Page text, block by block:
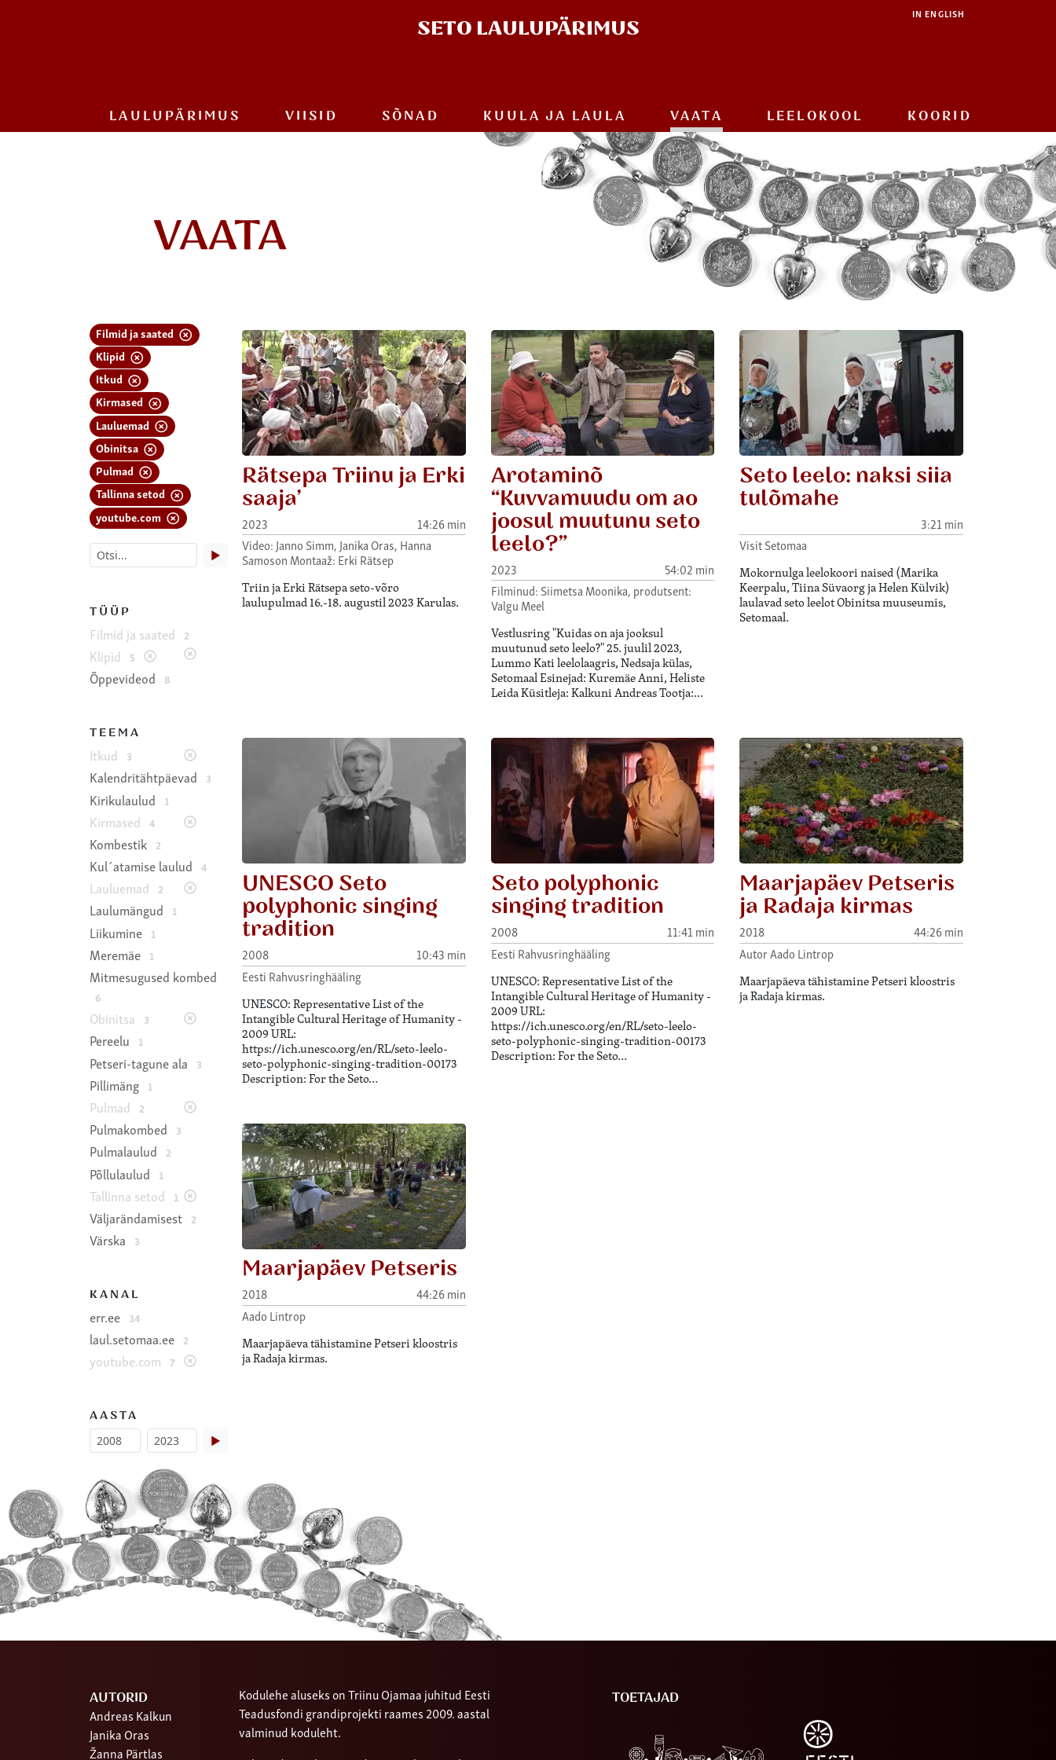
SETO LAULUPÄRIMUS
IN ENGLISH
LAULU­PÄRIMUS VIISID SÕNAD KUULA JA LAULA VAATA LEELOKOOL KOORID
VAATA
Filmid ja saated
Klipid
Itkud
Kirmased
Lauluemad
Obinitsa
Pulmad
Tallinna setod
youtube.com
▶
TÜÜP
Filmid ja saated 2
Klipid 5
Õppevideod 8
TEEMA
Itkud 3
Kalendritähtpäevad 3
Kirikulaulud 1
Kirmased 4
Kombestik 2
Kul´atamise laulud 4
Lauluemad 2
Laulumängud 1
Liikumine 1
Meremäe 1
Mitmesugused kombed
6
Obinitsa 3
Pereelu 1
Petseri-tagune ala 3
Pillimäng 1
Pulmad 2
Pulmakombed 3
Pulmalaulud 2
Põllulaulud 1
Tallinna setod 1
Väljarändamisest 2
Värska 3
KANAL
err.ee 34
laul.setomaa.ee 2
youtube.com 7
AASTA
▶
Rätsepa Triinu ja Erki
saaja’
2023
14:26 min
Video: Janno Simm, Janika Oras, Hanna
Samoson Montaaž: Erki Rätsep
Triin ja Erki Rätsepa seto-võro
laulupulmad 16.-18. augustil 2023 Karulas.
Arotaminõ
“Kuvvamuudu om ao
joosul muutunu seto
leelo?”
2023
54:02 min
Filminud: Siimetsa Moonika, produtsent:
Valgu Meel
Vestlusring "Kuidas on aja jooksul
muutunud seto leelo?" 25. juulil 2023,
Lummo Kati leelolaagris, Nedsaja külas,
Setomaal Esinejad: Kuremäe Anni, Heliste
Leida Küsitleja: Kalkuni Andreas Tootja:…
Seto leelo: naksi siia
tulõmahe
3:21 min
Visit Setomaa
Mokornulga leelokoori naised (Marika
Keerpalu, Tiina Süvaorg ja Helen Külvik)
laulavad seto leelot Obinitsa muuseumis,
Setomaal.
UNESCO Seto
polyphonic singing
tradition
2008
10:43 min
Eesti Rahvusringhääling
UNESCO: Representative List of the
Intangible Cultural Heritage of Humanity -
2009 URL:
https://ich.unesco.org/en/RL/seto-leelo-
seto-polyphonic-singing-tradition-00173
Description: For the Seto…
Seto polyphonic
singing tradition
2008
11:41 min
Eesti Rahvusringhääling
UNESCO: Representative List of the
Intangible Cultural Heritage of Humanity -
2009 URL:
https://ich.unesco.org/en/RL/seto-leelo-
seto-polyphonic-singing-tradition-00173
Description: For the Seto…
Maarjapäev Petseris
ja Radaja kirmas
2018
44:26 min
Autor Aado Lintrop
Maarjapäeva tähistamine Petseri kloostris
ja Radaja kirmas.
Maarjapäev Petseris
2018
44:26 min
Aado Lintrop
Maarjapäeva tähistamine Petseri kloostris
ja Radaja kirmas.
AUTORID
Andreas Kalkun
Janika Oras
Žanna Pärtlas
Kodulehe aluseks on Triinu Ojamaa juhitud Eesti
Teadusfondi grandiprojekti raames 2009. aastal
valminud koduleht.
TOETAJAD